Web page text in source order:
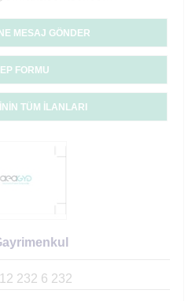
MESAJ GÖNDER
FORMU
TÜM İLANLARI
232 6 232